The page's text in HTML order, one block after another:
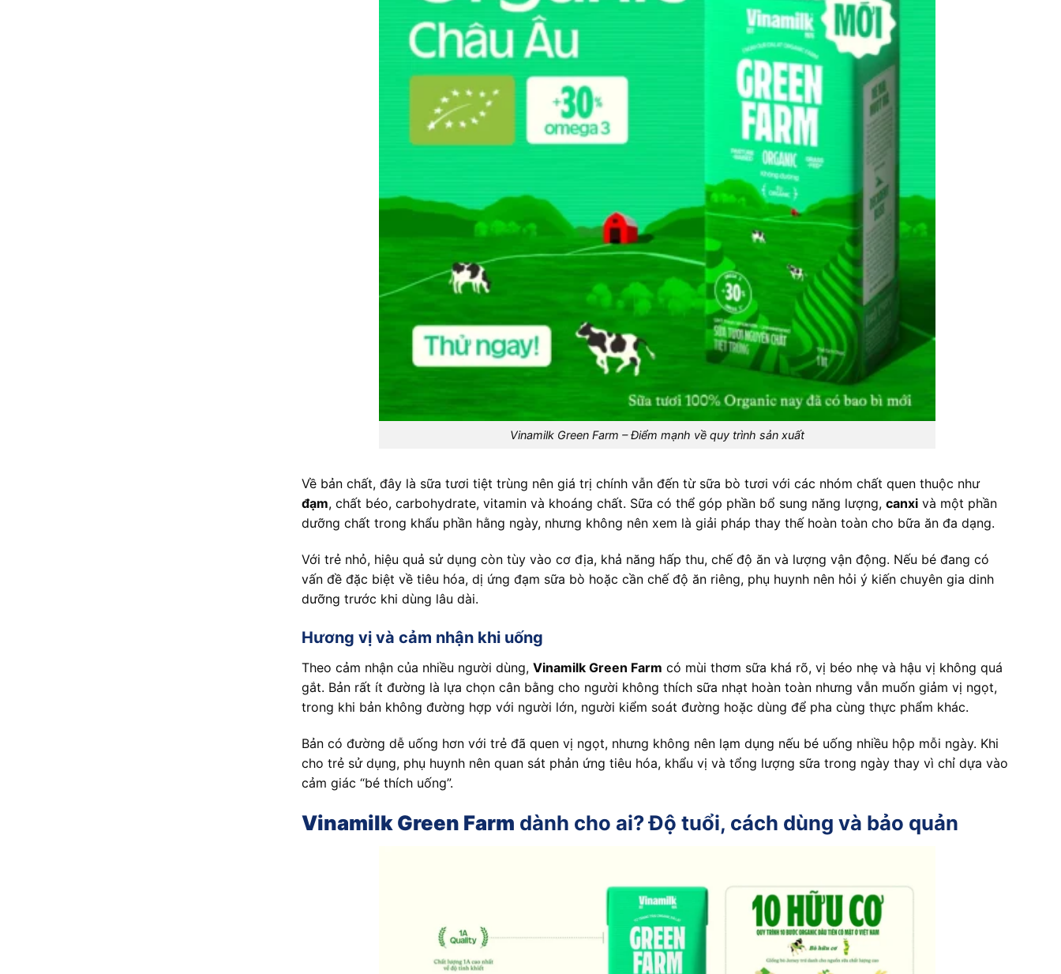
Vinamilk Green Farm – Điểm mạnh về quy trình sản xuất
Về bản chất, đây là sữa tươi tiệt trùng nên giá trị chính vẫn đến từ sữa bò tươi với các nhóm chất quen thuộc như
đạm, chất béo, carbohydrate, vitamin và khoáng chất. Sữa có thể góp phần bổ sung năng lượng, canxi và một phần
dưỡng chất trong khẩu phần hằng ngày, nhưng không nên xem là giải pháp thay thế hoàn toàn cho bữa ăn đa dạng.
Với trẻ nhỏ, hiệu quả sử dụng còn tùy vào cơ địa, khả năng hấp thu, chế độ ăn và lượng vận động. Nếu bé đang có
vấn đề đặc biệt về tiêu hóa, dị ứng đạm sữa bò hoặc cần chế độ ăn riêng, phụ huynh nên hỏi ý kiến chuyên gia dinh
dưỡng trước khi dùng lâu dài.
Hương vị và cảm nhận khi uống
Theo cảm nhận của nhiều người dùng, Vinamilk Green Farm có mùi thơm sữa khá rõ, vị béo nhẹ và hậu vị không quá
gắt. Bản rất ít đường là lựa chọn cân bằng cho người không thích sữa nhạt hoàn toàn nhưng vẫn muốn giảm vị ngọt,
trong khi bản không đường hợp với người lớn, người kiểm soát đường hoặc dùng để pha cùng thực phẩm khác.
Bản có đường dễ uống hơn với trẻ đã quen vị ngọt, nhưng không nên lạm dụng nếu bé uống nhiều hộp mỗi ngày. Khi
cho trẻ sử dụng, phụ huynh nên quan sát phản ứng tiêu hóa, khẩu vị và tổng lượng sữa trong ngày thay vì chỉ dựa vào
cảm giác “bé thích uống”.
Vinamilk Green Farm dành cho ai? Độ tuổi, cách dùng và bảo quản